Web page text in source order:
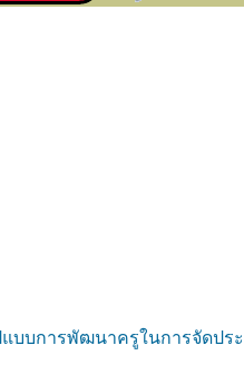
แบบการพัฒนาครูในการจัดป